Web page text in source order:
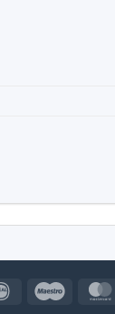
IDeal Maestro